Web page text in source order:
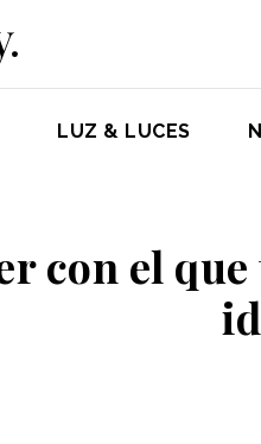
LUZ & LUCES
con el